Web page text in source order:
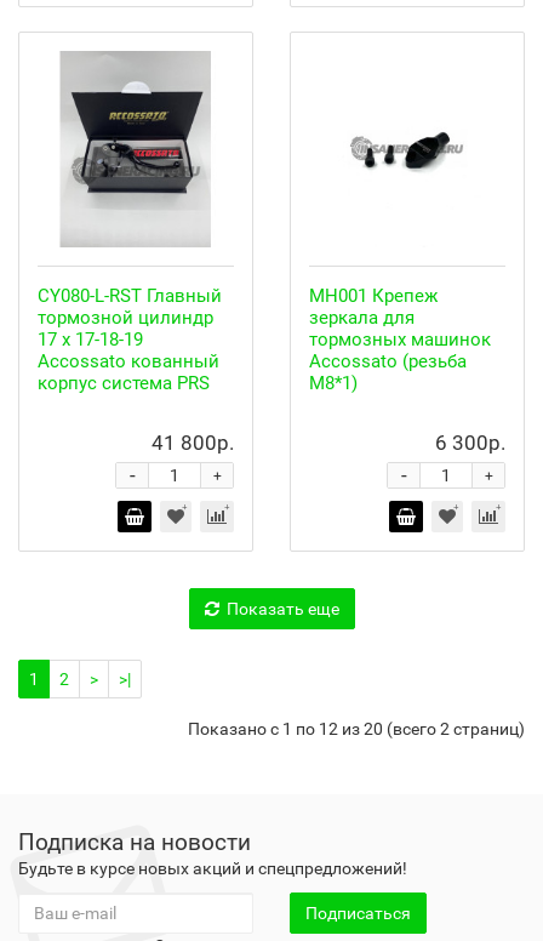
CY080-L-RST Главный
тормозной цилиндр
17 x 17-18-19
Accossato кованный
корпус система PRS
41 800р.
+
-
MH001 Крепеж
зеркала для
тормозных машинок
Accossato (резьба
М8*1)
6 300р.
+
-
Показать еще
1 2 > >|
Показано с 1 по 12 из 20 (всего 2 страниц)
Подписка на новости
Будьте в курсе новых акций и спецпредложений!
Подписаться